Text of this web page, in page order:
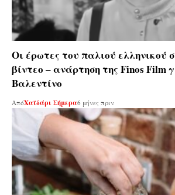
Οι έρωτες του παλιού ελληνικού
βίντεο – ανάρτηση της Finos Film
Βαλεντίνο
ΑπόΧαϊδάρι Σήμερα6 μήνες πριν